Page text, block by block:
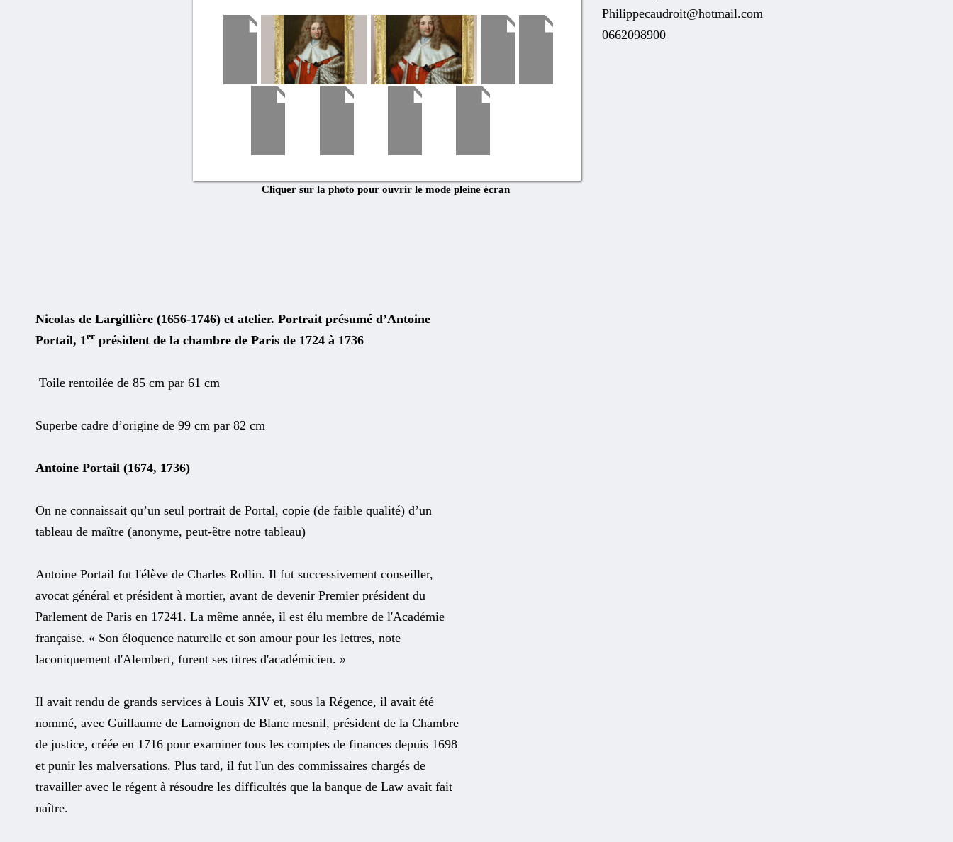
Cliquer sur la photo pour ouvrir le mode pleine écran
Philippecaudroit@hotmail.com
0662098900
Nicolas de Largillière (1656-1746) et atelier. Portrait présumé d’Antoine
Portail, 1 er président de la chambre de Paris de 1724 à 1736
Toile rentoilée de 85 cm par 61 cm
Superbe cadre d’origine de 99 cm par 82 cm
Antoine Portail (1674, 1736)
On ne connaissait qu’un seul portrait de Portal, copie (de faible qualité) d’un
tableau de maître (anonyme, peut-être notre tableau)
Antoine Portail fut l'élève de Charles Rollin. Il fut successivement conseiller,
avocat général et président à mortier, avant de devenir Premier président du
Parlement de Paris en 17241. La même année, il est élu membre de l'Académie
française. « Son éloquence naturelle et son amour pour les lettres, note
laconiquement d'Alembert, furent ses titres d'académicien. »
Il avait rendu de grands services à Louis XIV et, sous la Régence, il avait été
nommé, avec Guillaume de Lamoignon de Blanc mesnil, président de la Chambre
de justice, créée en 1716 pour examiner tous les comptes de finances depuis 1698
et punir les malversations. Plus tard, il fut l'un des commissaires chargés de
travailler avec le régent à résoudre les difficultés que la banque de Law avait fait
naître.